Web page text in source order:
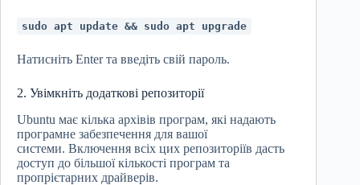
sudo apt update && sudo apt upgrade
Натисніть Enter та введіть свій пароль.
2. Увімкніть додаткові репозиторії
Ubuntu має кілька архівів програм, які надають
програмне забезпечення для вашої
системи. Включення всіх цих репозиторіїв дасть
доступ до більшої кількості програм та
пропрієтарних драйверів.